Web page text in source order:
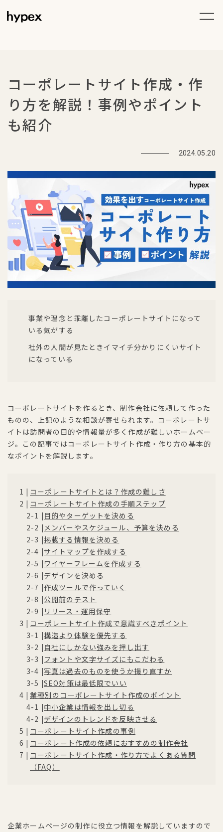
コーポレートサイト作成・作
り方を解説！事例やポイント
も紹介
2024.05.20
事業や理念と乖離したコーポレートサイトになって
いる気がする
社外の人間が見たときイマイチ分かりにくいサイト
になっている
コーポレートサイトを作るとき、制作会社に依頼して作った
ものの、上記のような相談が寄せられます。コーポレートサ
イトは訪問者の目的や情報量が多く作成が難しいホームペー
ジ。この記事ではコーポレートサイト作成・作り方の基本的
なポイントを解説します。
コーポレートサイトとは？作成の難しさ
コーポレートサイト作成の手順ステップ
目的やターゲットを決める
メンバーやスケジュール、予算を決める
掲載する情報を決める
サイトマップを作成する
ワイヤーフレームを作成する
デザインを決める
作成ツールで作っていく
公開前のテスト
リリース・運用保守
コーポレートサイト作成で意識すべきポイント
構造より体験を優先する
自社にしかない強みを押し出す
フォントや文字サイズにもこだわる
写真は過去のものを使うか撮り直すか
SEO対策は最低限でいい
業種別のコーポレートサイト作成のポイント
中小企業は情報を出し切る
デザインのトレンドを反映させる
コーポレートサイト作成の事例
コーポレート作成の依頼におすすめの制作会社
コーポレートサイト作成・作り方でよくある質問
（FAQ）
企業ホームページの制作に役立つ情報を解説していますので